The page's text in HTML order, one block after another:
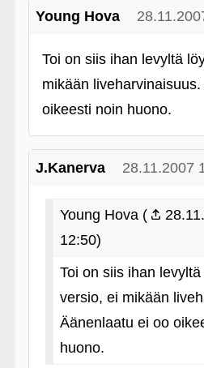
Young Hova
Toi on siis ihan levyltä
mikään
oikeesti noin huono.
J.Kanerva 28.11.2007
Young Hova (
12:50)
Toi on siis ihan
versio, ei mikään
Äänenlaatu ei oo
huono.